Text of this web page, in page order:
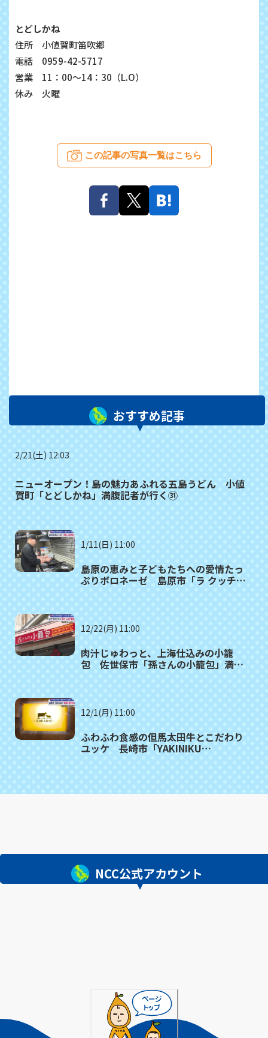
とどしかね
住所 小値賀町笛吹郷
電話 0959-42-5717
営業 11：00～14：30（L.O）
休み 火曜
この記事の写真一覧はこちら
おすすめ記事
2/21(土) 12:03
ニューオープン！島の魅力あふれる五島うどん 小値
賀町「とどしかね」満腹記者が行く㉛
1/11(日) 11:00
島原の恵みと子どもたちへの愛情たっ
ぷりボロネーゼ 島原市「ラ クッチー
12/22(月) 11:00
肉汁じゅわっと、上海仕込みの小籠
包 佐世保市「孫さんの小籠包」満腹
12/1(月) 11:00
ふわふわ食感の但馬太田牛とこだわり
ユッケ 長崎市「YAKINIKU
NCC公式アカウント